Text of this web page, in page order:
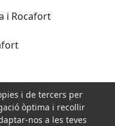
i Rocafort
i de tercers per
òptima i recollir
nos a les teves